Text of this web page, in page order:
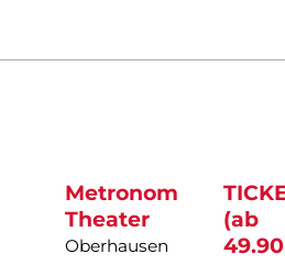
Metronom
Theater
Oberhausen
(ab